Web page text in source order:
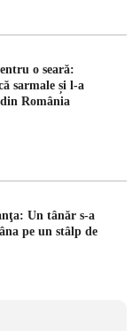
o seară:
sarmale și l-a
din România
Un tânăr s-a
pe un stâlp de